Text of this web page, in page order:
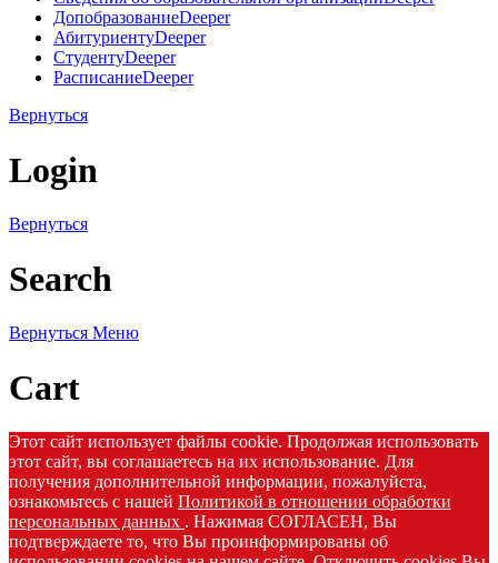
ДопобразованиеDeeper
АбитуриентуDeeper
СтудентуDeeper
РасписаниеDeeper
Вернуться
Login
Вернуться
Search
Вернуться Меню
Cart
Этот сайт использует файлы cookie. Продолжая использовать
этот сайт, вы соглашаетесь на их использование. Для
получения дополнительной информации, пожалуйста,
ознакомьтесь с нашей Политикой в отношении обработки
персональных данных . Нажимая СОГЛАСЕН, Вы
подтверждаете то, что Вы проинформированы об